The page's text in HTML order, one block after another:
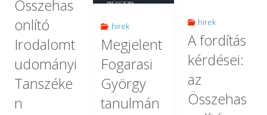
IV.
Eötvözet
SZITU
színháztudományi
Tanszék
TDK-
tavaszi
Összehas
onlító
Irodalomt
udományi
Tanszéke
n
hirek
A fordítás
kérdései:
az
Összehas
hirek
Megjelent
Fogarasi
György
tanulmán